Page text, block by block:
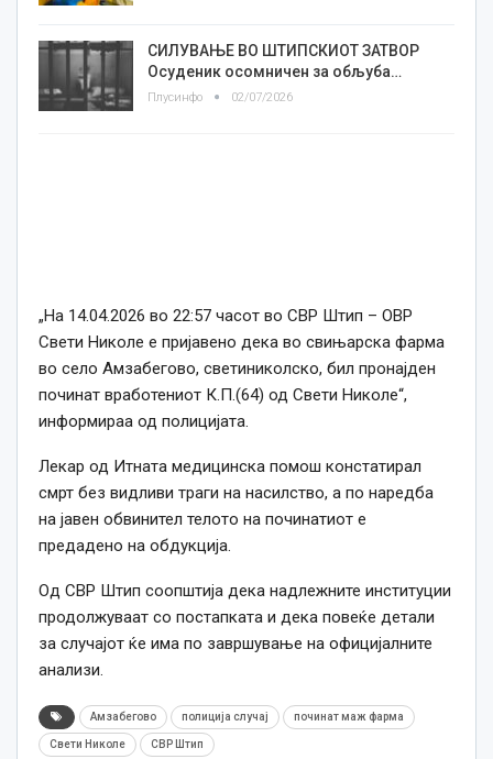
СИЛУВАЊЕ ВО ШТИПСКИОТ ЗАТВОР
Осуденик осомничен за обљуба…
Плусинфо 02/07/2026
„На 14.04.2026 во 22:57 часот во СВР Штип – ОВР
Свети Николе е пријавено дека во свињарска фарма
во село Амзабегово, светиниколско, бил пронајден
починат вработениот К.П.(64) од Свети Николе“,
информираа од полицијата.
Лекар од Итната медицинска помош констатирал
смрт без видливи траги на насилство, а по наредба
на јавен обвинител телото на починатиот е
предадено на обдукција.
Од СВР Штип соопштија дека надлежните институции
продолжуваат со постапката и дека повеќе детали
за случајот ќе има по завршување на официјалните
анализи.
Амзабегово полиција случај починат маж фарма
Свети Николе СВР Штип